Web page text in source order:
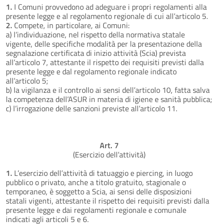
1. I Comuni provvedono ad adeguare i propri regolamenti alla
presente legge e al regolamento regionale di cui all’articolo 5.
2. Compete, in particolare, ai Comuni:
a) l’individuazione, nel rispetto della normativa statale
vigente, delle specifiche modalità per la presentazione della
segnalazione certificata di inizio attività (Scia) prevista
all’articolo 7, attestante il rispetto dei requisiti previsti dalla
presente legge e dal regolamento regionale indicato
all’articolo 5;
b) la vigilanza e il controllo ai sensi dell’articolo 10, fatta salva
la competenza dell’ASUR in materia di igiene e sanità pubblica;
c) l’irrogazione delle sanzioni previste all’articolo 11.
Art. 7
(Esercizio dell’attività)
1. L’esercizio dell’attività di tatuaggio e piercing, in luogo
pubblico o privato, anche a titolo gratuito, stagionale o
temporaneo, è soggetto a Scia, ai sensi delle disposizioni
statali vigenti, attestante il rispetto dei requisiti previsti dalla
presente legge e dai regolamenti regionale e comunale
indicati agli articoli 5 e 6.